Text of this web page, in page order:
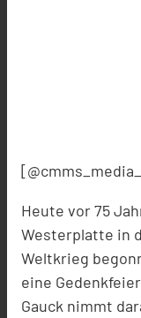
Heute vor 75
Westerplatte in
Weltkrieg
eine
Gauck nimmt